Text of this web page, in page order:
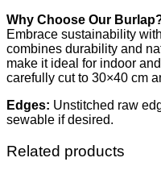
Why Choose Our
Embrace sustainability
combines durability and
make it ideal for indoor
carefully cut to 30×40 cm
Edges: Unstitched raw
sewable if desired.
Related products